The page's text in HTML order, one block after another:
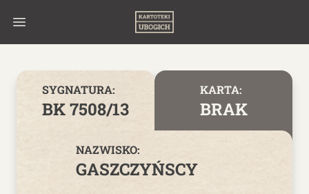
SYGNATURA:
BK 7508/13
KARTA:
BRAK
NAZWISKO:
GASZCZYŃSCY